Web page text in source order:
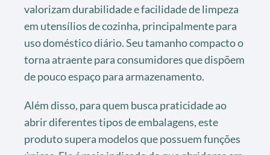
valorizam durabilidade e facilidade de limpeza
em utensílios de cozinha, principalmente para
uso doméstico diário. Seu tamanho compacto o
torna atraente para consumidores que dispõem
de pouco espaço para armazenamento.
Além disso, para quem busca praticidade ao
abrir diferentes tipos de embalagens, este
produto supera modelos que possuem funções